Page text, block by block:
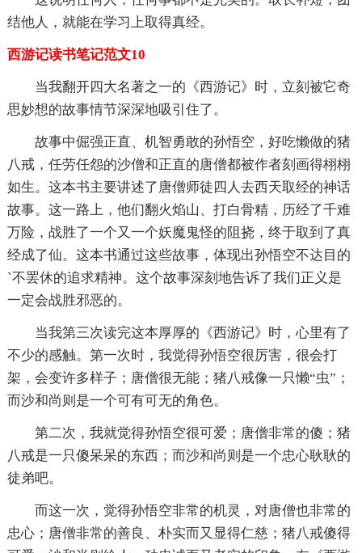
结他人，就能在学习上取得真经。
西游记读书笔记范文10
当我翻开四大名著之一的《西游记》时，立刻被它奇
思妙想的故事情节深深地吸引住了。
故事中倔强正直、机智勇敢的孙悟空，好吃懒做的猪
八戒，任劳任怨的沙僧和正直的唐僧都被作者刻画得栩栩
如生。这本书主要讲述了唐僧师徒四人去西天取经的神话
故事。这一路上，他们翻火焰山、打白骨精，历经了千难
万险，战胜了一个又一个妖魔鬼怪的阻挠，终于取到了真
经成了仙。这本书通过这些故事，体现出孙悟空不达目的
`不罢休的追求精神。这个故事深刻地告诉了我们正义是
一定会战胜邪恶的。
当我第三次读完这本厚厚的《西游记》时，心里有了
不少的感触。第一次时，我觉得孙悟空很厉害，很会打
架，会变许多样子；唐僧很无能；猪八戒像一只懒“虫”；
而沙和尚则是一个可有可无的角色。
第二次，我就觉得孙悟空很可爱；唐僧非常的傻；猪
八戒是一只傻呆呆的东西；而沙和尚则是一个忠心耿耿的
徒弟吧。
而这一次，觉得孙悟空非常的机灵，对唐僧也非常的
忠心；唐僧非常的善良、朴实而又显得仁慈；猪八戒傻得